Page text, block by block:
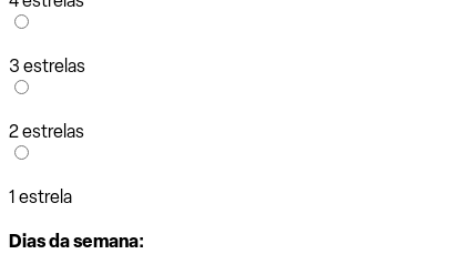
3 estrelas
2 estrelas
1 estrela
Dias da semana: